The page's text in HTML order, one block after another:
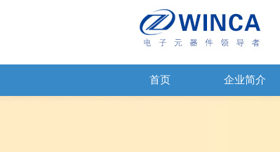
首页 企业简介